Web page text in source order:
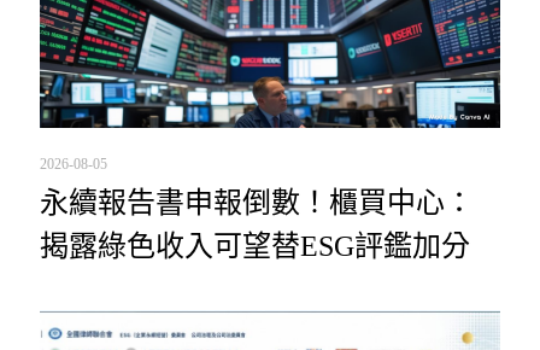
2026-08-05
永續報告書申報倒數！櫃買中心：
揭露綠色收入可望替ESG評鑑加分